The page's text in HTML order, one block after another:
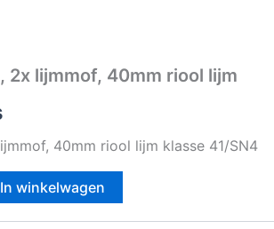
2x lijmmof, 40mm riool lijm
40mm riool lijm klasse 41/SN4
In winkelwagen